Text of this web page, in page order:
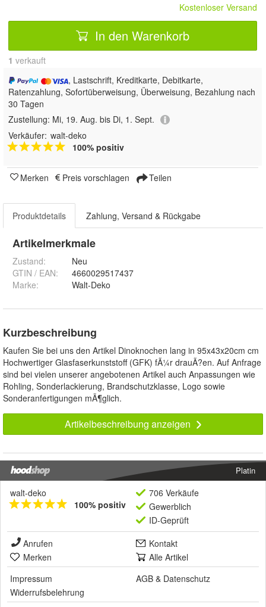
Kostenloser Versand
In den Warenkorb
1 verkauft
, Lastschrift, Kreditkarte, Debitkarte,
Ratenzahlung, Sofortüberweisung, Überweisung, Bezahlung nach
30 Tagen
Zustellung: Mi, 19. Aug. bis Di, 1. Sept.
Verkäufer: walt-deko
100% positiv
Merken Preis vorschlagen Teilen
Produktdetails Zahlung, Versand & Rückgabe
Artikelmerkmale
Zustand:
Neu
GTIN / EAN:
4660029517437
Marke:
Walt-Deko
Kurzbeschreibung
Kaufen Sie bei uns den Artikel Dinoknochen lang in 95x43x20cm cm
Hochwertiger Glasfaserkunststoff (GFK) fÃ¼r drauÃ?en. Auf Anfrage
sind bei vielen unserer angebotenen Artikel auch Anpassungen wie
Rohling, Sonderlackierung, Brandschutzklasse, Logo sowie
Sonderanfertigungen mÃ¶glich.
Artikelbeschreibung anzeigen
Platin
walt-deko
100% positiv
706 Verkäufe
Gewerblich
ID-Geprüft
Anrufen
Kontakt
Merken
Alle Artikel
Impressum
AGB & Datenschutz
Widerrufsbelehrung